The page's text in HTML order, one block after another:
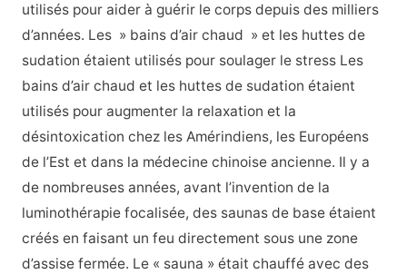
utilisés pour aider à guérir le corps depuis des milliers
d’années. Les » bains d’air chaud » et les huttes de
sudation étaient utilisés pour soulager le stress Les
bains d’air chaud et les huttes de sudation étaient
utilisés pour augmenter la relaxation et la
désintoxication chez les Amérindiens, les Européens
de l’Est et dans la médecine chinoise ancienne. Il y a
de nombreuses années, avant l’invention de la
luminothérapie focalisée, des saunas de base étaient
créés en faisant un feu directement sous une zone
d’assise fermée. Le « sauna » était chauffé avec des